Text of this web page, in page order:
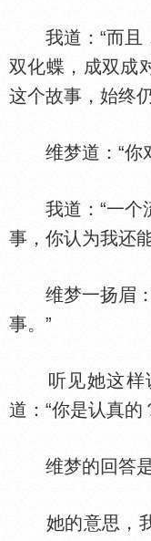
我道：“而且
双化蝶，成双成
这个故事，始终
维梦道：“你
我道：“一个
事，你认为我还
维梦一扬眉：
事。”
听见她这样说
道：“你是认真的
维梦的回答是
她的意思，我